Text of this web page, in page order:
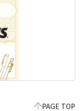
PAGE TOP